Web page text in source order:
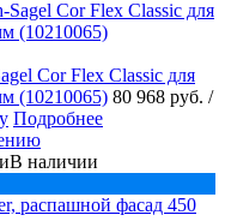
Cor Flex Classic для
(10210065) 80 968 руб. /
Подробнее
В наличии